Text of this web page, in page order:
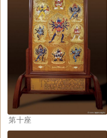
第十座